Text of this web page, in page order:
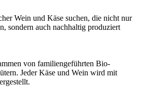
Wein und Käse suchen, die nicht nur
sondern auch nachhaltig produziert
von familiengeführten Bio-
Jeder Käse und Wein wird mit